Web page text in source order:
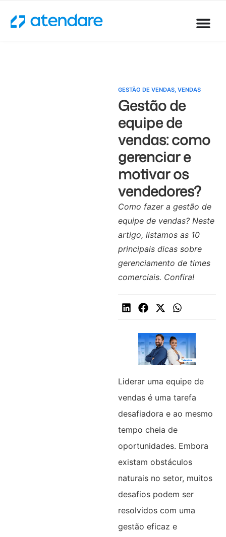
GESTÃO DE VENDAS, VENDAS
Gestão de
equipe de
vendas: como
gerenciar e
motivar os
vendedores?
Como fazer a gestão de
equipe de vendas? Neste
artigo, listamos as 10
principais dicas sobre
gerenciamento de times
comerciais. Confira!
Liderar uma equipe de
vendas é uma tarefa
desafiadora e ao mesmo
tempo cheia de
oportunidades. Embora
existam obstáculos
naturais no setor, muitos
desafios podem ser
resolvidos com uma
gestão eficaz e